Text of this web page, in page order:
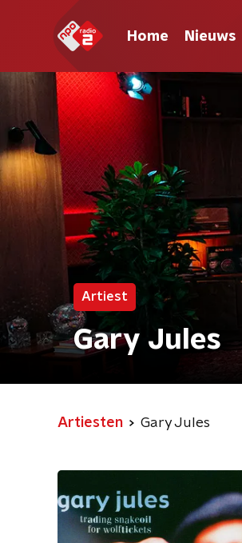
Home Nieuws
Artiest
Gary Jules
Artiesten Gary Jules